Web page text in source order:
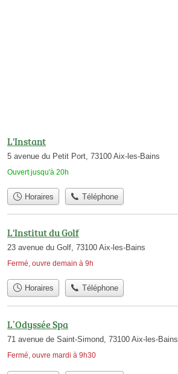
L'Instant
5 avenue du Petit Port, 73100 Aix-les-Bains
Ouvert jusqu'à 20h
Horaires Téléphone
L'Institut du Golf
23 avenue du Golf, 73100 Aix-les-Bains
Fermé, ouvre demain à 9h
Horaires Téléphone
L’Odyssée Spa
71 avenue de Saint-Simond, 73100 Aix-les-Bains
Fermé, ouvre mardi à 9h30